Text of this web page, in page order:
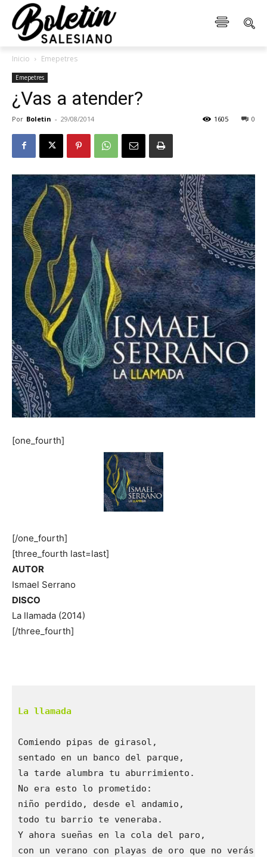
Inicio Emepetres
Emepetres
¿Vas a atender?
Por Boletin - 29/08/2014 0
1605
[one_fourth]
[/one_fourth]
[three_fourth last=last]
AUTOR
Ismael Serrano
DISCO
La llamada (2014)
[/three_fourth]
Comiendo pipas de girasol,
sentado en un banco del parque,
la tarde alumbra tu aburrimiento.
No era esto lo prometido:
niño perdido, desde el andamio,
todo tu barrio te veneraba.
Y ahora sueñas en la cola del paro,
con un verano con playas de oro que no verás.